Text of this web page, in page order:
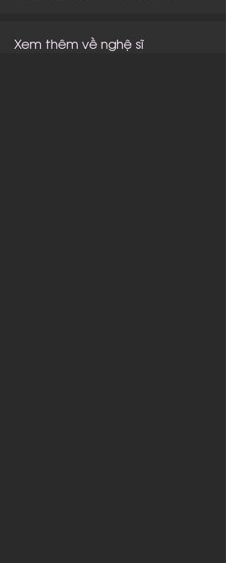
Xem thêm về nghệ sĩ